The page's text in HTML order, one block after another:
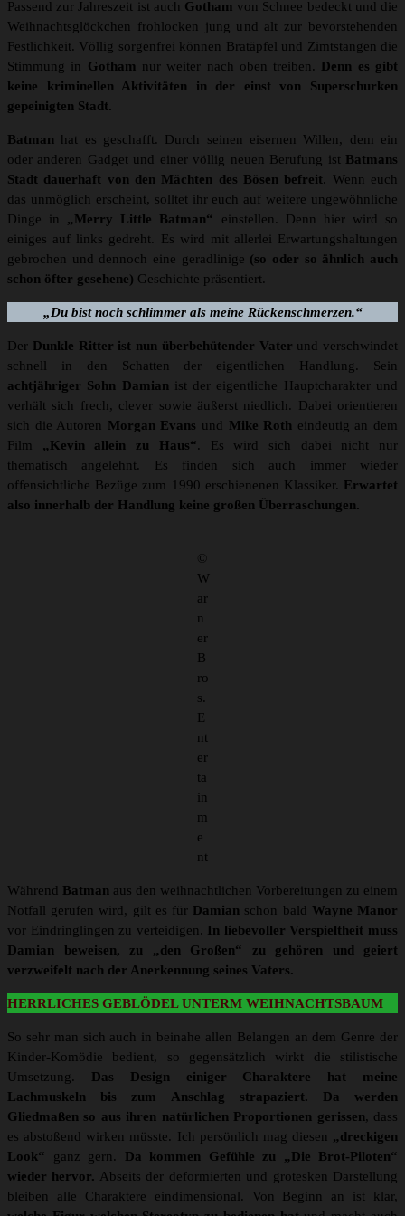
Passend zur Jahreszeit ist auch Gotham von Schnee bedeckt und die
Weihnachtsglöckchen frohlocken jung und alt zur bevorstehenden
Festlichkeit. Völlig sorgenfrei können Bratäpfel und Zimtstangen die
Stimmung in Gotham nur weiter nach oben treiben. Denn es gibt
keine kriminellen Aktivitäten in der einst von Superschurken
gepeinigten Stadt.
Batman hat es geschafft. Durch seinen eisernen Willen, dem ein
oder anderen Gadget und einer völlig neuen Berufung ist Batmans
Stadt dauerhaft von den Mächten des Bösen befreit. Wenn euch
das unmöglich erscheint, solltet ihr euch auf weitere ungewöhnliche
Dinge in „Merry Little Batman“
einstellen. Denn hier wird so
einiges auf links gedreht. Es wird mit allerlei Erwartungshaltungen
gebrochen und dennoch eine geradlinige (so oder so ähnlich auch
schon öfter gesehene) Geschichte präsentiert.
„Du bist noch schlimmer als meine Rückenschmerzen.“
Der Dunkle Ritter ist nun überbehütender Vater und verschwindet
schnell in den Schatten der eigentlichen Handlung. Sein
achtjähriger Sohn Damianist der eigentliche Hauptcharakter und
verhält sich frech, clever sowie äußerst niedlich. Dabei orientieren
sich die Autoren Morgan Evans und Mike Roth eindeutig an dem
Film „Kevin allein zu Haus“. Es wird sich dabei nicht nur
thematisch angelehnt. Es finden sich auch immer wieder
offensichtliche Bezüge zum 1990 erschienenen Klassiker. Erwartet
also innerhalb der Handlung keine großen Überraschungen.
©
W
ar
n
er
B
ro
s.
E
nt
er
ta
in
m
e
nt
Während Batman aus den weihnachtlichen Vorbereitungen zu einem
Notfall gerufen wird, gilt es für Damian schon bald Wayne Manor
vor Eindringlingen zu verteidigen. In liebevoller Verspieltheit muss
Damian beweisen, zu „den Großen“ zu gehören und geiert
verzweifelt nach der Anerkennung seines Vaters.
HERRLICHES GEBLÖDEL UNTERM WEIHNACHTSBAUM
So sehr man sich auch in beinahe allen Belangen an dem Genre der
Kinder-Komödie bedient, so gegensätzlich wirkt die stilistische
Umsetzung. Das Design einiger Charaktere hat meine
Lachmuskeln bis zum Anschlag strapaziert.
Da werden
Gliedmaßen so aus ihren natürlichen Proportionen gerissen, dass
es abstoßend wirken müsste. Ich persönlich mag diesen „dreckigen
Look“
ganz gern. Da kommen Gefühle zu „Die Brot-Piloten“
wieder hervor. Abseits der deformierten und grotesken Darstellung
bleiben alle Charaktere eindimensional. Von Beginn an ist klar,